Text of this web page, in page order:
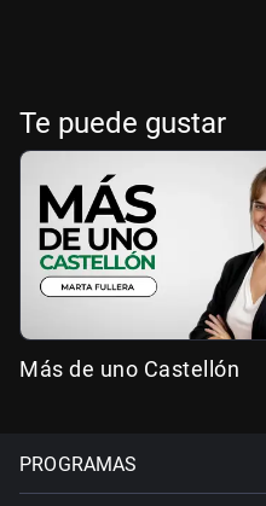
Te puede gustar
Más de uno Castellón
PROGRAMAS